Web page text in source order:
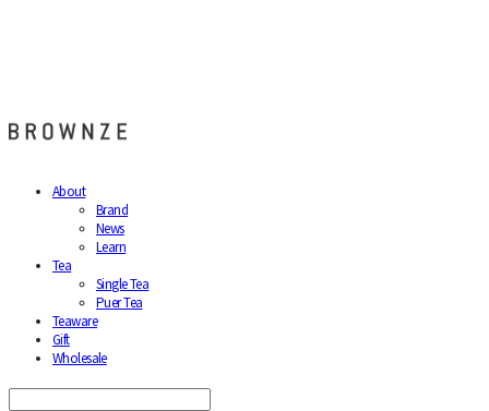
About
Brand
News
Learn
Tea
Single Tea
Puer Tea
Teaware
Gift
Wholesale